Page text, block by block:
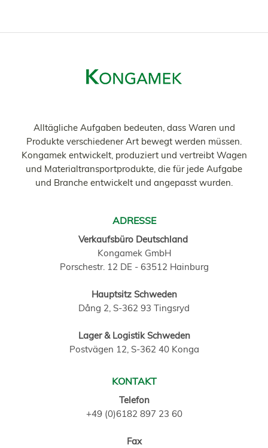
Alltägliche Aufgaben bedeuten, dass Waren und
Produkte verschiedener Art bewegt werden müssen.
Kongamek entwickelt, produziert und vertreibt Wagen
und Materialtransportprodukte, die für jede Aufgabe
und Branche entwickelt und angepasst wurden.
ADRESSE
Verkaufsbüro Deutschland
Kongamek GmbH
Porschestr. 12 DE - 63512 Hainburg
Hauptsitz Schweden
Dång 2, S-362 93 Tingsryd
Lager & Logistik Schweden
Postvägen 12, S-362 40 Konga
KONTAKT
Telefon
+49 (0)6182 897 23 60
Fax